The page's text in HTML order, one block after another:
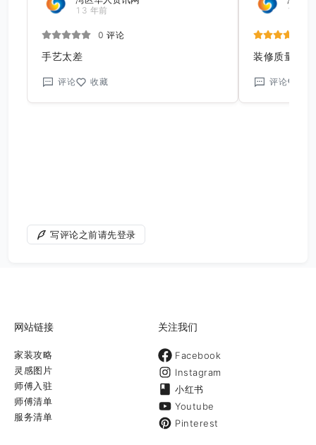
13 年前
0 评论
手艺太差
评论 收藏
13 年
装修质量很
评论
写评论之前请先登录
网站链接
家装攻略
灵感图片
师傅入驻
师傅清单
服务清单
关注我们
Facebook
Instagram
小红书
Youtube
Pinterest